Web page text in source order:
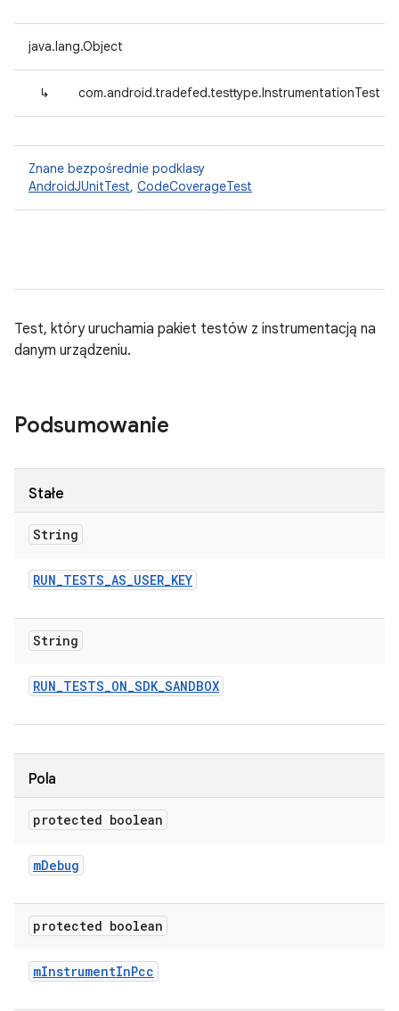
java.lang.Object
↳ com.android.tradefed.testtype.InstrumentationTest
Znane bezpośrednie podklasy
AndroidJUnitTest, CodeCoverageTest
Test, który uruchamia pakiet testów z instrumentacją na
danym urządzeniu.
Podsumowanie
Stałe
String
RUN_TESTS_AS_USER_KEY
String
RUN_TESTS_ON_SDK_SANDBOX
Pola
protected boolean
mDebug
protected boolean
mInstrumentInPcc